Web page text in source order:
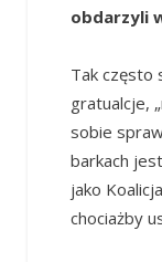
obdarzyli
Tak często
gratualcje,
sobie
barkach
jako
chociażby